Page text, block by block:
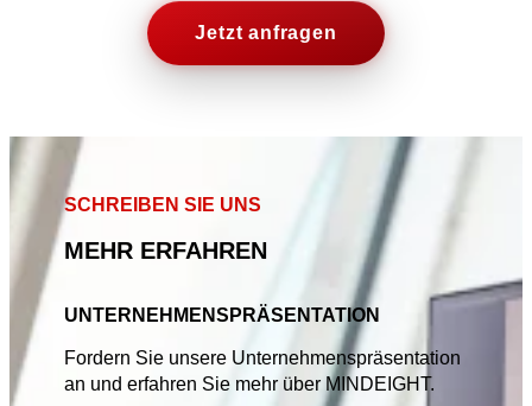
Jetzt anfragen
MEHR ERFAHREN
SCHREIBEN SIE UNS
UNTERNEHMENSPRÄSENTATION
Fordern Sie unsere Unternehmenspräsentation
an und erfahren Sie mehr über MINDEIGHT.